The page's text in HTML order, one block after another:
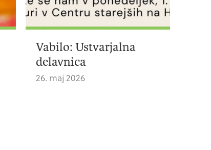
Vabilo: Ustvarjalna
delavnica
26. maj 2026